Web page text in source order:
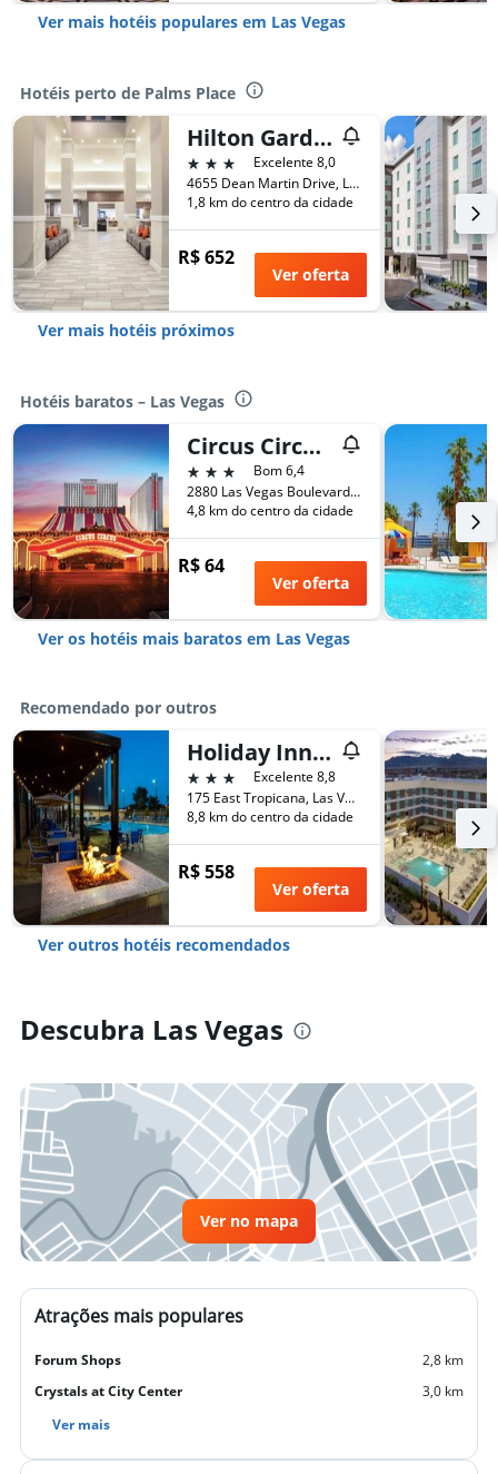
Ver mais hotéis populares em Las Vegas
Hotéis perto de Palms Place
Hilton Garden Inn Las Vegas City Center
3 estrelasExcelente 8,0
4655 Dean Martin Drive, Las Vegas, NV, Estados Unidos
1,8 km do centro da cidade
R$ 652
Ver oferta
Ver mais hotéis próximos
Hotéis baratos – Las Vegas
Circus Circus Hotel, Casino & Theme Park
3 estrelasBom 6,4
2880 Las Vegas Boulevard South, Las Vegas, NV, Estados Unidos
4,8 km do centro da cidade
R$ 64
Ver oferta
Ver os hotéis mais baratos em Las Vegas
Recomendado por outros
Holiday Inn Express & Suites Las Vegas - E Tropicana By IHG
3 estrelasExcelente 8,8
175 East Tropicana, Las Vegas, NV, Estados Unidos
8,8 km do centro da cidade
R$ 558
Ver oferta
Ver outros hotéis recomendados
Descubra Las Vegas
Ver no mapa
Atrações mais populares
Forum Shops
2,8 km
Crystals at City Center
3,0 km
Ver mais